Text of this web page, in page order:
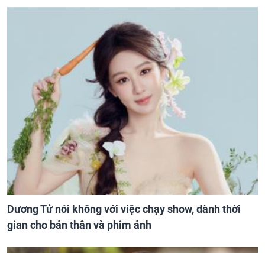
Dương Tử nói không với việc chạy show, dành thời
gian cho bản thân và phim ảnh